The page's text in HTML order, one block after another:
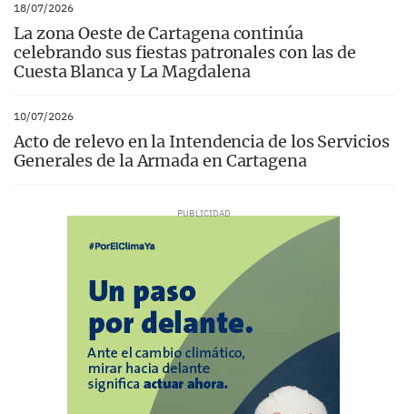
18/07/2026
La zona Oeste de Cartagena continúa
celebrando sus fiestas patronales con las de
Cuesta Blanca y La Magdalena
10/07/2026
Acto de relevo en la Intendencia de los Servicios
Generales de la Armada en Cartagena